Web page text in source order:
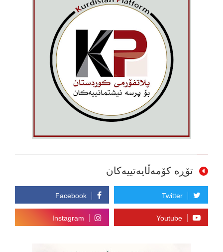
تۆڕە کۆمەڵایەتییەکان